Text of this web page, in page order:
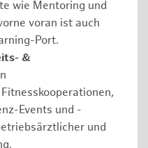
wie Mentoring und
voran ist auch
Port.
&
Events und -
und